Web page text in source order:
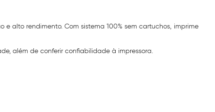
alto rendimento. Com sistema 100% sem cartuchos, imprime
além de conferir confiabilidade à impressora.